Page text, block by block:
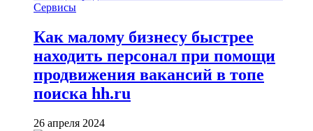
Сервисы
Как малому бизнесу быстрее
находить персонал при помощи
продвижения вакансий в топе
поиска hh.ru
26 апреля 2024